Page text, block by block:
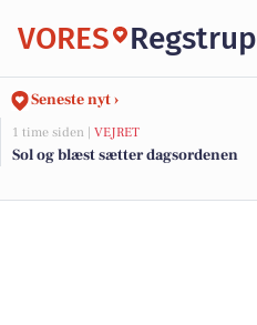
VORES Regstrup
Seneste nyt ›
1 time siden | VEJRET
Sol og blæst sætter dagsordenen